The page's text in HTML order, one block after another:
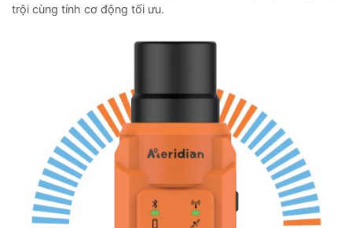
trội cùng tính cơ động tối ưu.